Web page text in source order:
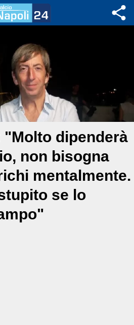
"Molto dipenderà
non bisogna
mentalmente.
se lo